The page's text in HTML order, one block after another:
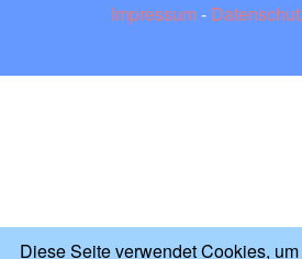
Impressum -
Diese Seite verwendet Cookies,